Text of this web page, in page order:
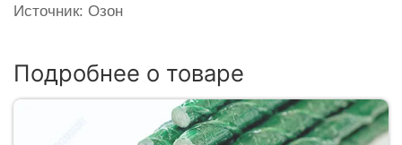
Источник: Озон
Подробнее о товаре